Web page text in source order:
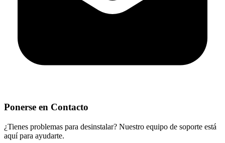
Ponerse en Contacto
¿Tienes problemas para desinstalar? Nuestro equipo de soporte está
aquí para ayudarte.